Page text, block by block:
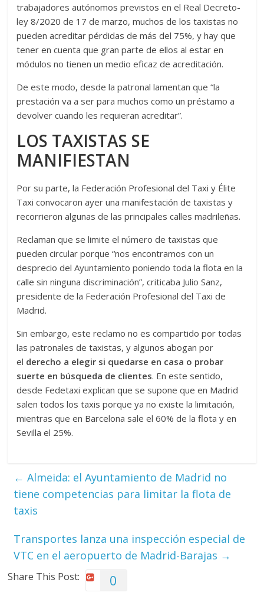
trabajadores autónomos previstos en el Real Decreto-
ley 8/2020 de 17 de marzo, muchos de los taxistas no
pueden acreditar pérdidas de más del 75%, y hay que
tener en cuenta que gran parte de ellos al estar en
módulos no tienen un medio eficaz de acreditación.
De este modo, desde la patronal lamentan que “la
prestación va a ser para muchos como un préstamo a
devolver cuando les requieran acreditar”.
LOS TAXISTAS SE
MANIFIESTAN
Por su parte, la Federación Profesional del Taxi y Élite
Taxi convocaron ayer una manifestación de taxistas y
recorrieron algunas de las principales calles madrileñas.
Reclaman que se limite el número de taxistas que
pueden circular porque “nos encontramos con un
desprecio del Ayuntamiento poniendo toda la flota en la
calle sin ninguna discriminación”, criticaba Julio Sanz,
presidente de la Federación Profesional del Taxi de
Madrid.
Sin embargo, este reclamo no es compartido por todas
las patronales de taxistas, y algunos abogan por
el derecho a elegir si quedarse en casa o probar
suerte en búsqueda de clientes. En este sentido,
desde Fedetaxi explican que se supone que en Madrid
salen todos los taxis porque ya no existe la limitación,
mientras que en Barcelona sale el 60% de la flota y en
Sevilla el 25%.
← Almeida: el Ayuntamiento de Madrid no
tiene competencias para limitar la flota de
taxis
Transportes lanza una inspección especial de
VTC en el aeropuerto de Madrid-Barajas →
Share This Post: 0